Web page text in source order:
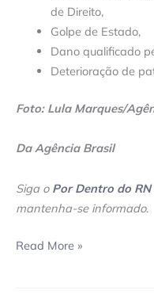
de Direito,
Golpe de Estado,
Dano qualificado
Deterioração de
Foto: Lula Marques/
Da Agência Brasil
Siga o Por Dentro do RN
mantenha-se informado.
Read More »